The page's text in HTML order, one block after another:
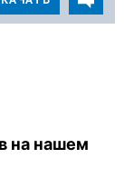
на нашем